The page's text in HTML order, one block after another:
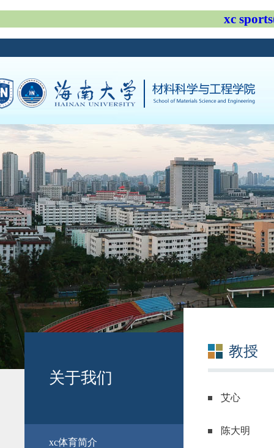
xc
关于我们
​xc体育简介
教授
艾心
陈大明